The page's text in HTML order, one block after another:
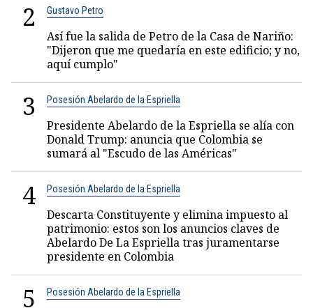
2 Gustavo Petro
Así fue la salida de Petro de la Casa de Nariño:
"Dijeron que me quedaría en este edificio; y no,
aquí cumplo"
3 Posesión Abelardo de la Espriella
Presidente Abelardo de la Espriella se alía con
Donald Trump: anuncia que Colombia se
sumará al "Escudo de las Américas"
4 Posesión Abelardo de la Espriella
Descarta Constituyente y elimina impuesto al
patrimonio: estos son los anuncios claves de
Abelardo De La Espriella tras juramentarse
presidente en Colombia
5 Posesión Abelardo de la Espriella